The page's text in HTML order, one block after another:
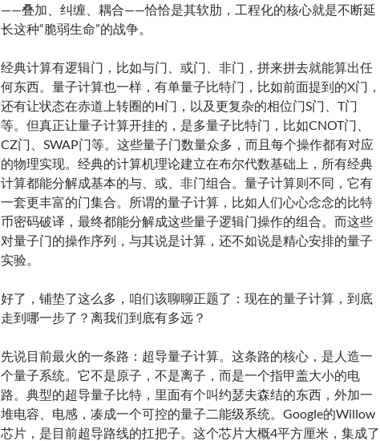
——叠加、纠缠、耦合——恰恰是其软肋，工程化的核心就是不断延
长这种“脆弱生命”的战争。
经典计算有逻辑门，比如与门、或门、非门，拼来拼去就能算出任
何东西。量子计算也一样，有单量子比特门，比如前面提到的X门，
还有让状态在赤道上转圈的H门，以及更复杂的相位门S门、T门
等。但真正让量子计算开挂的，是多量子比特门，比如CNOT门、
CZ门、SWAP门等。这些量子门数量众多，而且每个操作都有对应
的物理实现。经典的计算机理论建立在布尔代数基础上，所有经典
计算都能分解成基本的与、或、非门组合。量子计算则不同，它有
一套更丰富的门集合。所谓的量子计算，比如人们心心念念的比特
币密码破译，最终都能分解成这些量子逻辑门操作的组合。而这些
对量子门的操作序列，与其说是计算，还不如说是精心安排的量子
实验。
好了，铺垫了这么多，咱们该聊聊正题了：现在的量子计算，到底
走到哪一步了？离我们到底有多远？
先说目前最火的一条路：超导量子计算。这条路的核心，是人造一
个量子系统。它不是原子，不是离子，而是一个指甲盖大小的电
路。典型的超导量子比特，里面有个叫约瑟夫森结的东西，外加一
堆电容、电感，凑成一个可控的量子二能级系统。Google的Willow
芯片，是目前超导路线的扛把子。这个芯片大概4平方厘米，集成了